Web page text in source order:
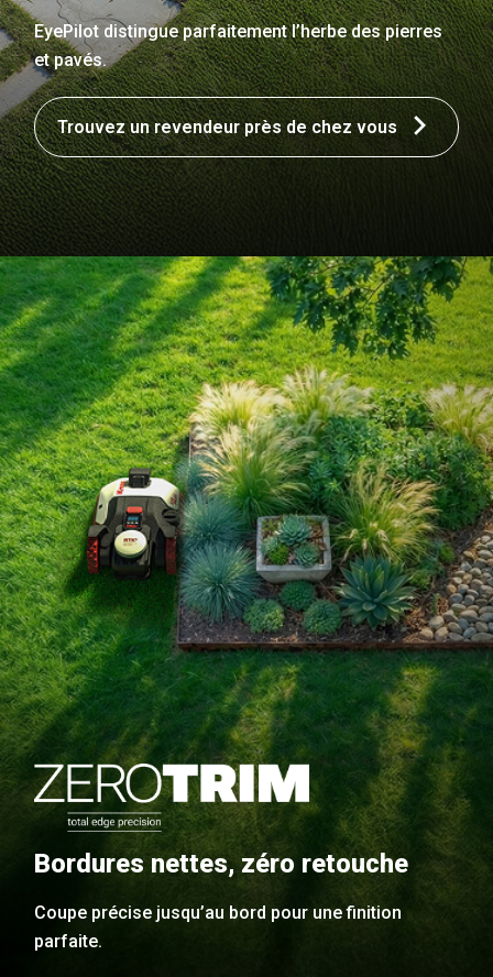
EyePilot distingue parfaitement l’herbe des pierres
et pavés.
Trouvez un revendeur près de chez vous
Bordures nettes, zéro retouche
Coupe précise jusqu’au bord pour une finition
parfaite.